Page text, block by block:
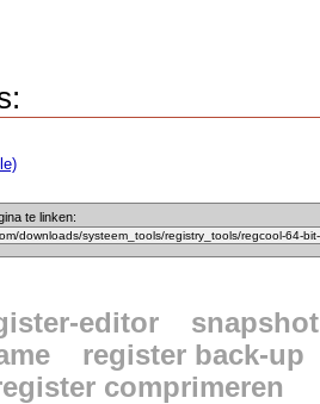
te linken:
editor
snapshot
register back-up
comprimeren